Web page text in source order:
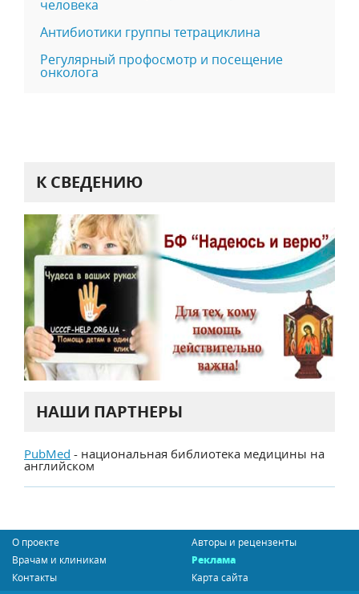
человека
Антибиотики группы тетрациклина
Регулярный профосмотр и посещение
онколога
К СВЕДЕНИЮ
НАШИ ПАРТНЕРЫ
PubMed - национальная библиотека медицины на
английском
О проекте
Авторы и рецензенты
Врачам и клиникам
Реклама
Контакты
Карта сайта